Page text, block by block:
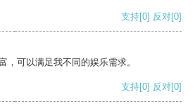
支持[0] 反对[0]
，可以满足我不同的娱乐需求。
支持[0] 反对[0]